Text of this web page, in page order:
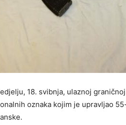
18. svibnja, ulaznoj
oznaka kojim je upravljao